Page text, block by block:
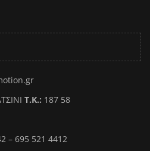
Τ.Κ.: 187 58
– 695 521 4412